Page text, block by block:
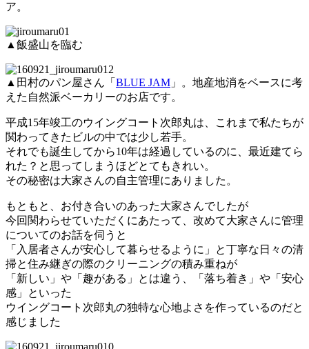
ア。
▲飯盛山を臨む
▲田村のパン屋さん「 BLUE JAM 」。地産地消をベースに考
えた自然派ベーカリーのお店です。
平成15年竣工のウイングコート次郎丸は、これまで私たちが
関わってきたビルの中では少し若手。
それでも誕生してから10年は経過しているのに、最近建てら
れた？と思ってしまうほどとてもきれい。
その秘密は大家さんの自主管理にありました。
もともと、お付き合いのあった大家さんでしたが
今回関わらせていただくにあたって、改めて大家さんに管理
についてのお話を伺うと
「入居者さんが安心して暮らせるように」と丁寧な日々の清
掃と住み継ぎの際のクリーニングの積み重ねが
「新しい」や「趣がある」とは違う、「落ち着き」や「安心
感」といった
ウイングコート次郎丸の独特な心地よさを作っているのだと
感じました